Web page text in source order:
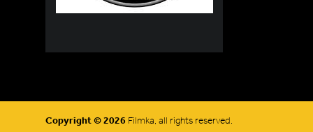
Copyright © 2026 Filmka, all rights reserved.